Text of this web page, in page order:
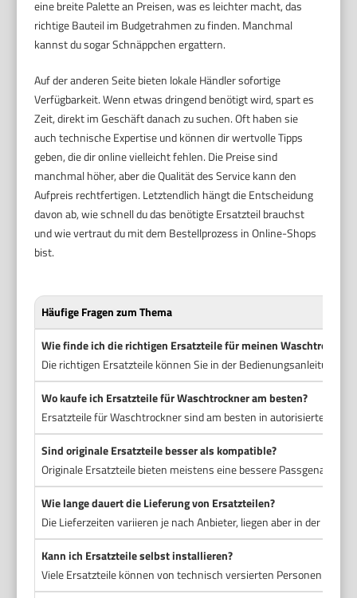
eine breite Palette an Preisen, was es leichter macht, das
richtige Bauteil im Budgetrahmen zu finden. Manchmal
kannst du sogar Schnäppchen ergattern.
Auf der anderen Seite bieten lokale Händler sofortige
Verfügbarkeit. Wenn etwas dringend benötigt wird, spart es
Zeit, direkt im Geschäft danach zu suchen. Oft haben sie
auch technische Expertise und können dir wertvolle Tipps
geben, die dir online vielleicht fehlen. Die Preise sind
manchmal höher, aber die Qualität des Service kann den
Aufpreis rechtfertigen. Letztendlich hängt die Entscheidung
davon ab, wie schnell du das benötigte Ersatzteil brauchst
und wie vertraut du mit dem Bestellprozess in Online-Shops
bist.
Häufige Fragen zum Thema
Wie finde ich die richtigen Ersatzteile für meinen
Die richtigen Ersatzteile können Sie in der Bedienungsanleitung
Wo kaufe ich Ersatzteile für Waschtrockner am besten?
Ersatzteile für Waschtrockner sind am besten in autorisierten
Sind originale Ersatzteile besser als kompatible?
Originale Ersatzteile bieten meistens eine bessere
Wie lange dauert die Lieferung von Ersatzteilen?
Die Lieferzeiten variieren je nach Anbieter, liegen aber in der
Kann ich Ersatzteile selbst installieren?
Viele Ersatzteile können von technisch versierten Personen